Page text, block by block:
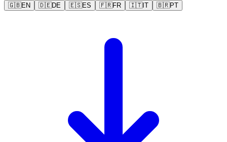
🇬🇧EN 🇩🇪DE 🇪🇸ES 🇫🇷FR 🇮🇹IT 🇧🇷PT